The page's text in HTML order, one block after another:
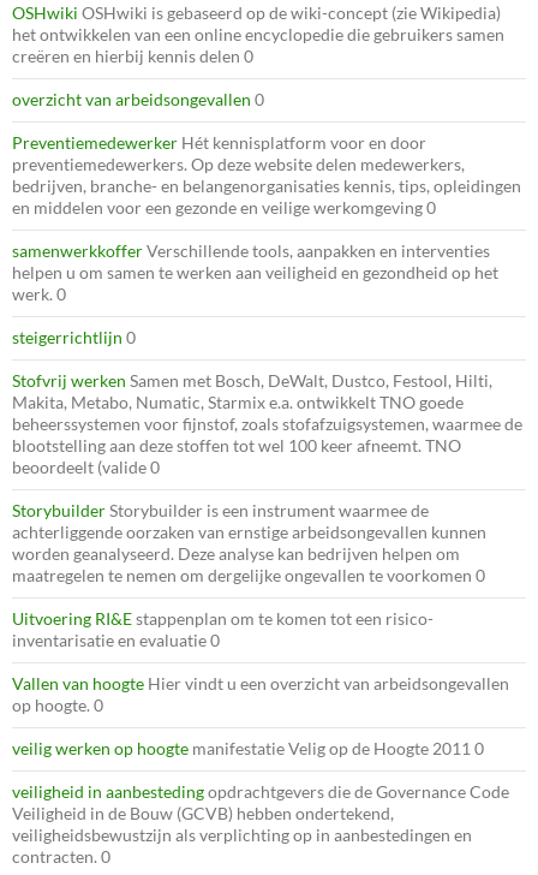
OSHwiki OSHwiki is gebaseerd op de wiki-concept (zie Wikipedia)
het ontwikkelen van een online encyclopedie die gebruikers samen
creëren en hierbij kennis delen 0
overzicht van arbeidsongevallen 0
Preventiemedewerker Hét kennisplatform voor en door
preventiemedewerkers. Op deze website delen medewerkers,
bedrijven, branche- en belangenorganisaties kennis, tips, opleidingen
en middelen voor een gezonde en veilige werkomgeving 0
samenwerkkofferVerschillende tools, aanpakken en interventies
helpen u om samen te werken aan veiligheid en gezondheid op het
werk. 0
steigerrichtlijn 0
Stofvrij werken Samen met Bosch, DeWalt, Dustco, Festool, Hilti,
Makita, Metabo, Numatic, Starmix e.a. ontwikkelt TNO goede
beheerssystemen voor fijnstof, zoals stofafzuigsystemen, waarmee de
blootstelling aan deze stoffen tot wel 100 keer afneemt. TNO
beoordeelt (valide 0
StorybuilderStorybuilder is een instrument waarmee de
achterliggende oorzaken van ernstige arbeidsongevallen kunnen
worden geanalyseerd. Deze analyse kan bedrijven helpen om
maatregelen te nemen om dergelijke ongevallen te voorkomen 0
Uitvoering RI&Estappenplan om te komen tot een risico-
inventarisatie en evaluatie 0
Vallen van hoogte Hier vindt u een overzicht van arbeidsongevallen
op hoogte. 0
veilig werken op hoogte manifestatie Velig op de Hoogte 2011 0
veiligheid in aanbestedingopdrachtgevers die de Governance Code
Veiligheid in de Bouw (GCVB) hebben ondertekend,
veiligheidsbewustzijn als verplichting op in aanbestedingen en
contracten. 0